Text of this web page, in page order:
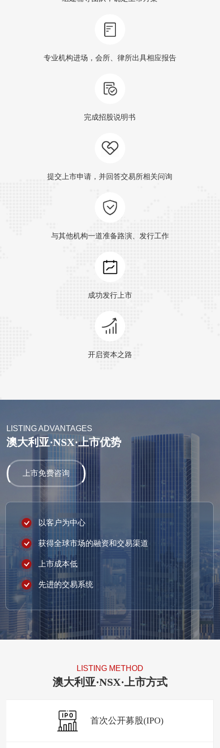
专业机构进场，会所、律所出具相应报告
完成招股说明书
提交上市申请，并回答交易所相关问询
与其他机构一道准备路演、发行工作
成功发行上市
开启资本之路
LISTING ADVANTAGES
澳大利亚·NSX·上市优势
上市免费咨询
以客户为中心
获得全球市场的融资和交易渠道
上市成本低
先进的交易系统
LISTING METHOD
澳大利亚·NSX·上市方式
首次公开募股(IPO)